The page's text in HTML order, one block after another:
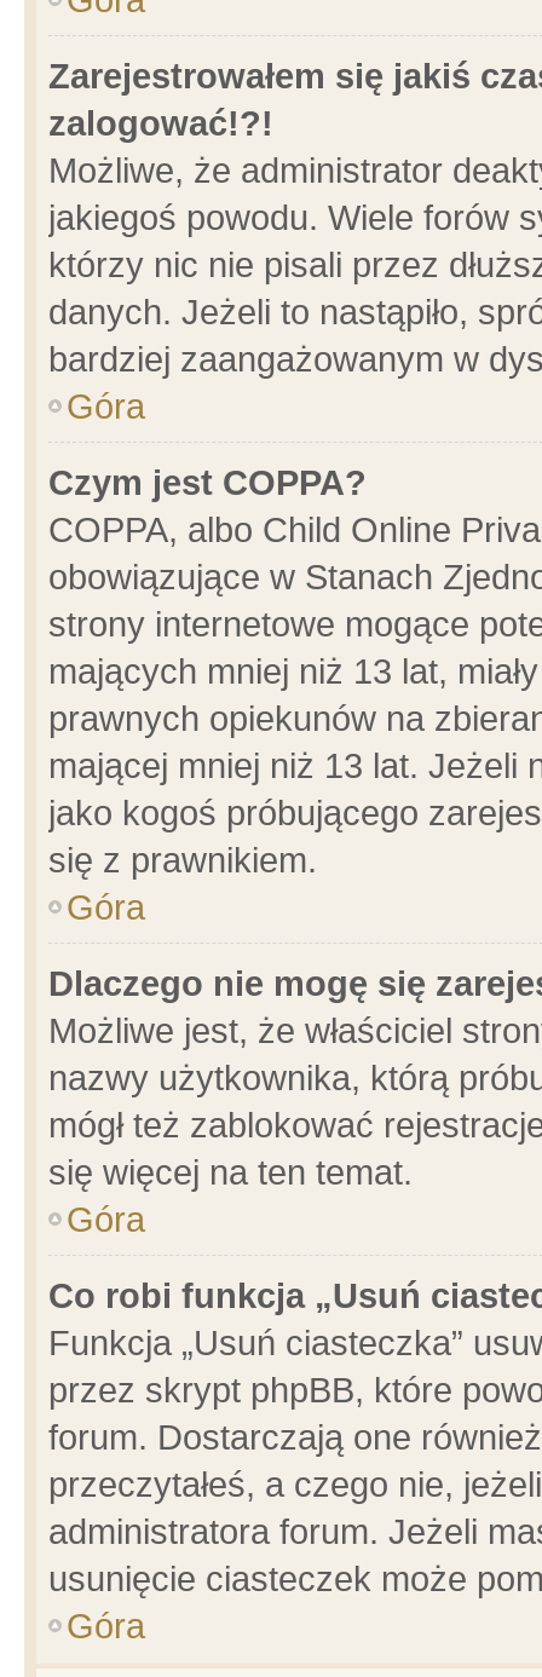
Zarejestrowałem się jakiś
zalogować!?!
Możliwe, że administrator
jakiegoś powodu. Wiele forów
którzy nic nie pisali przez
danych. Jeżeli to nastąpiło,
bardziej zaangażowanym w
Góra
Czym jest COPPA?
COPPA, albo Child Online
obowiązujące w Stanach
strony internetowe mogące
mających mniej niż 13 lat,
prawnych opiekunów na
mającej mniej niż 13 lat. Jeżeli
jako kogoś próbującego
się z prawnikiem.
Góra
Dlaczego nie mogę się
Możliwe jest, że właściciel
nazwy użytkownika, którą
mógł też zablokować
się więcej na ten temat.
Góra
Co robi funkcja „Usuń
Funkcja „Usuń ciasteczka”
przez skrypt phpBB, które
forum. Dostarczają one
przeczytałeś, a czego nie,
administratora forum. Jeżeli
usunięcie ciasteczek może
Góra